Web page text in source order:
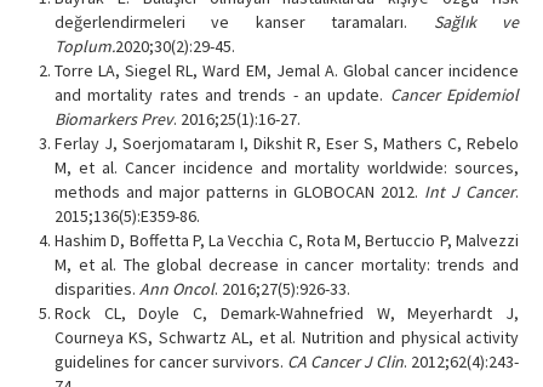
değerlendirmeleri ve kanser taramaları. Sağlık ve
Toplum.2020;30(2):29-45.
Torre LA, Siegel RL, Ward EM, Jemal A. Global cancer incidence
and mortality rates and trends - an update. Cancer Epidemiol
Biomarkers Prev. 2016;25(1):16-27.
Ferlay J, Soerjomataram I, Dikshit R, Eser S, Mathers C, Rebelo
M, et al. Cancer incidence and mortality worldwide: sources,
methods and major patterns in GLOBOCAN 2012. Int J Cancer.
2015;136(5):E359-86.
Hashim D, Boffetta P, La Vecchia C, Rota M, Bertuccio P, Malvezzi
M, et al. The global decrease in cancer mortality: trends and
disparities. Ann Oncol. 2016;27(5):926-33.
Rock CL, Doyle C, Demark-Wahnefried W, Meyerhardt J,
Courneya KS, Schwartz AL, et al. Nutrition and physical activity
guidelines for cancer survivors. CA Cancer J Clin. 2012;62(4):243-